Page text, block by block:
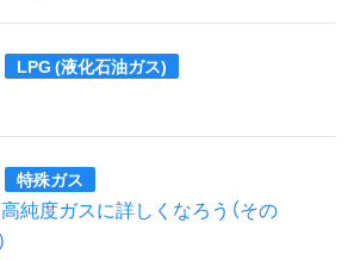
LPG (液化石油ガス)
特殊ガス
高純度ガスに詳しくなろう（その